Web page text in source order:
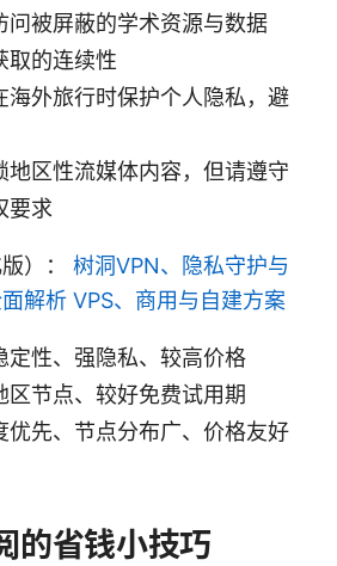
问被屏蔽的学术资源与数据
取的连续性
海外旅行时保护个人隐私，避
地区性流媒体内容，但请遵守
要求
）： 树洞VPN、隐私守护与
解析 VPS、商用与自建方案
定性、强隐私、较高价格
区节点、较好免费试用期
优先、节点分布广、价格友好
的省钱小技巧